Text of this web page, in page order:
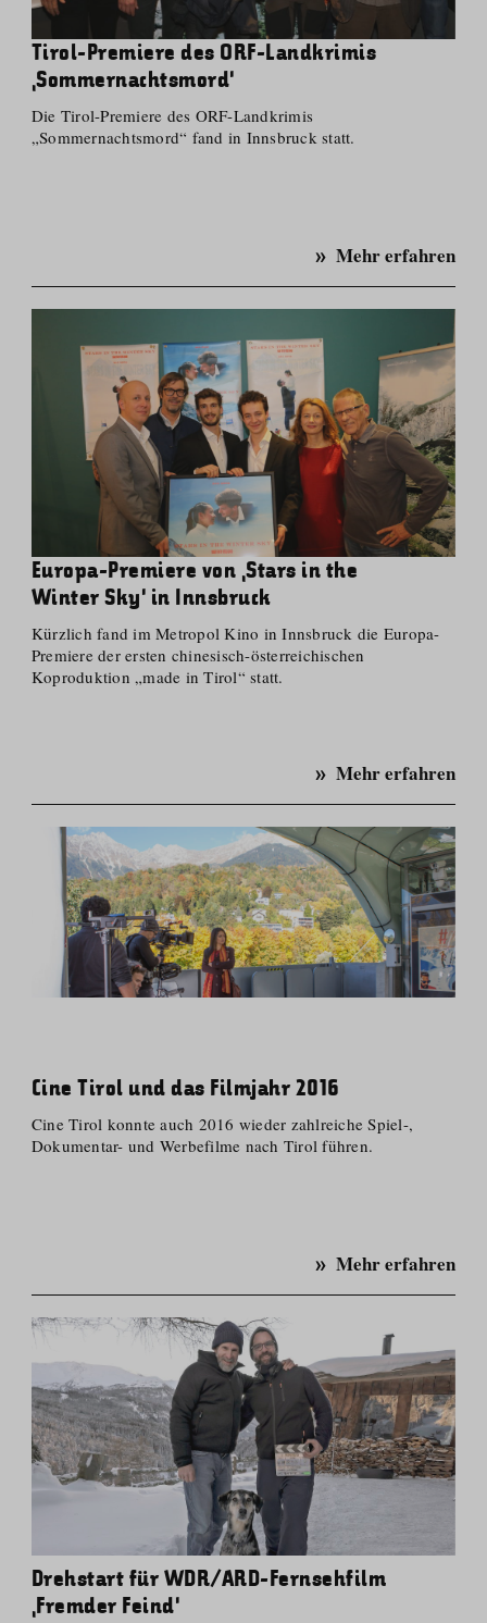
Tirol-Premiere des ORF-Landkrimis
‚Sommernachtsmord‘
Die Tirol-Premiere des ORF-Landkrimis
„Sommernachtsmord“ fand in Innsbruck statt.
Mehr erfahren
Europa-Premiere von ‚Stars in the
Winter Sky‘ in Innsbruck
Kürzlich fand im Metropol Kino in Innsbruck die Europa-
Premiere der ersten chinesisch-österrei­chischen
Koproduktion „made in Tirol“ statt.
Mehr erfahren
Cine Tirol und das Filmjahr 2016
Cine Tirol konnte auch 2016 wieder zahlreiche Spiel-,
Dokumentar- und Werbefilme nach Tirol führen.
Mehr erfahren
Drehstart für WDR/ARD-Fernsehfilm
‚Fremder Feind‘